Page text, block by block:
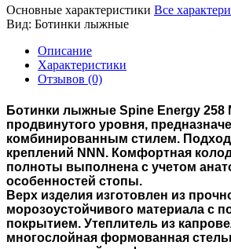
Основные характеристики Все
Вид: Ботинки лыжные
Описание
Характеристики
Отзывов (0)
Ботинки лыжные Spine Energy 258
продвинутого уровня,
комбинированным стилем.
креплений NNN. Комфортная
полноты выполнена с учетом
особенностей стопы.
Верх изделия изготовлен из
морозоустойчивого материала с
покрытием. Утеплитель из
многослойная формованная